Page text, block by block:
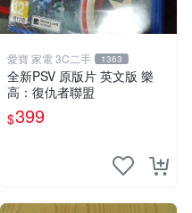
愛寶 家電 3C二手 1363
全新PSV 原版片 英文版 樂
高：復仇者聯盟
$399